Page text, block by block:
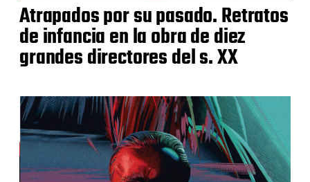
Atrapados por su pasado. Retratos
de infancia en la obra de diez
grandes directores del s. XX